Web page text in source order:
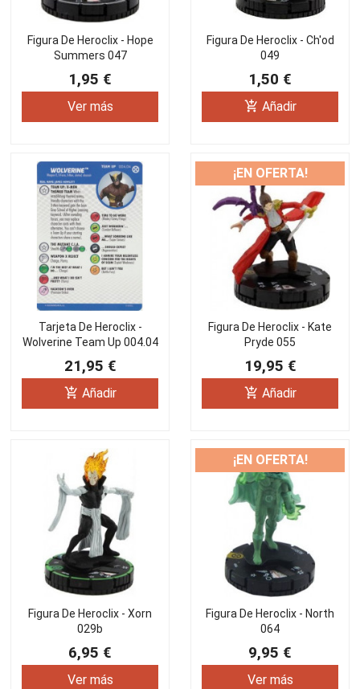
Figura De Heroclix - Hope
Summers 047
1,95 €
Ver más
Figura De Heroclix - Ch'od
049
1,50 €
add_shopping_cart Añadir
Tarjeta De Heroclix -
Wolverine Team Up 004.04
21,95 €
add_shopping_cart Añadir
Figura De Heroclix - Kate
Pryde 055
19,95 €
add_shopping_cart Añadir
¡EN OFERTA!
Figura De Heroclix - Xorn
029b
6,95 €
Ver más
Figura De Heroclix - North
064
9,95 €
Ver más
¡EN OFERTA!